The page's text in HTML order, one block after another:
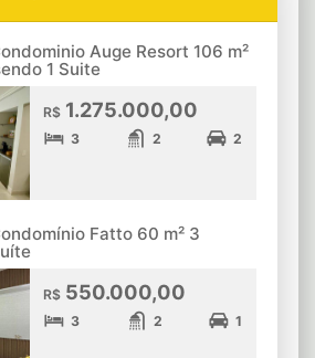
Auge Resort 106 m²
1 Suite
R$1.275.000,00
3 2 2
Fatto 60 m² 3
R$550.000,00
3 2 1